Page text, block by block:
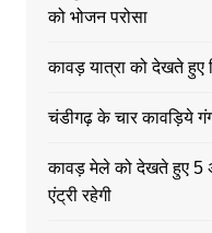
को भोजन परोसा
कावड़ यात्रा को देखते हुए
चंडीगढ़ के चार कावड़िये
कावड़ मेले को देखते हुए 5
एंट्री रहेगी